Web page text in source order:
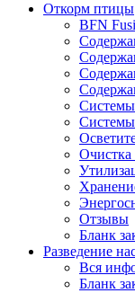
Откорм птицы
BFN
Очистка
Отзывы
Бланк
Разведение
Вся
Бланк